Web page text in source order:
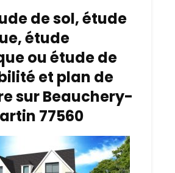
de sol, étude
étude
ou étude de
et plan de
sur Beauchery-
77560